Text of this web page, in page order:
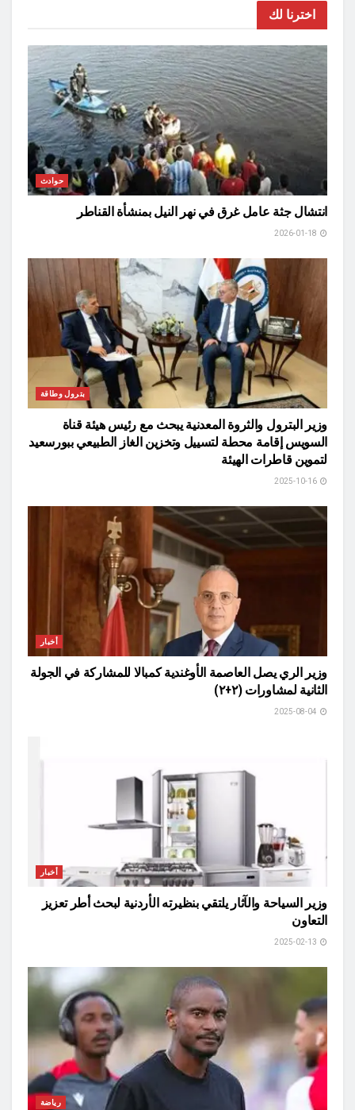
اخترنا لك
حوادث
انتشال جثة عامل غرق في نهر النيل بمنشأة القناطر
بترول وطاقة
وزير البترول والثروة المعدنية يبحث مع رئيس هيئة قناة
السويس إقامة محطة لتسييل وتخزين الغاز الطبيعي ببورسعيد
لتموين قاطرات الهيئة
أخبار
وزير الري يصل العاصمة الأوغندية كمبالا للمشاركة في الجولة
الثانية لمشاورات (٢+٢)
أخبار
وزير السياحة والآثار يلتقي بنظيرته الأردنية لبحث أطر تعزيز
التعاون
رياضة